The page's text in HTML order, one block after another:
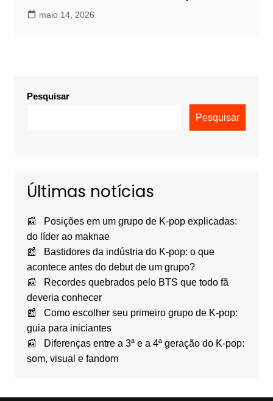
maio 14, 2026
Pesquisar
Pesquisar
Últimas notícias
Posições em um grupo de K-pop explicadas:
do líder ao maknae
Bastidores da indústria do K-pop: o que
acontece antes do debut de um grupo?
Recordes quebrados pelo BTS que todo fã
deveria conhecer
Como escolher seu primeiro grupo de K-pop:
guia para iniciantes
Diferenças entre a 3ª e a 4ª geração do K-pop:
som, visual e fandom